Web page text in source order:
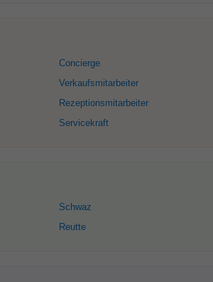
Concierge
Verkaufsmitarbeiter
Rezeptionsmitarbeiter
Servicekraft
Schwaz
Reutte